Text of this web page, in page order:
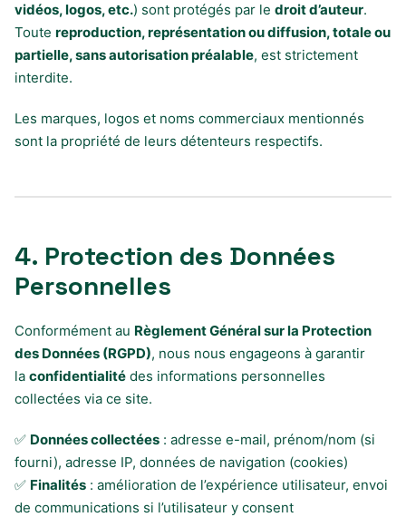
vidéos, logos, etc.) sont protégés par le droit d’auteur.
Toute reproduction, représentation ou diffusion, totale ou
partielle, sans autorisation préalable, est strictement
interdite.
Les marques, logos et noms commerciaux mentionnés
sont la propriété de leurs détenteurs respectifs.
4. Protection des Données
Personnelles
Conformément au Règlement Général sur la Protection
des Données (RGPD), nous nous engageons à garantir
la confidentialité des informations personnelles
collectées via ce site.
✅ Données collectées : adresse e-mail, prénom/nom (si
fourni), adresse IP, données de navigation (cookies)
✅ Finalités : amélioration de l’expérience utilisateur, envoi
de communications si l’utilisateur y consent